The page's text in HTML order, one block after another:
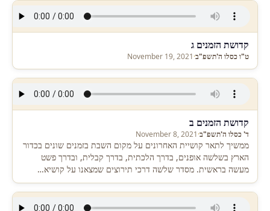
קדושת הזמנים ג
ט"ו כסלו ה'תשפ"ב·
November 19, 2021
קדושת הזמנים ב
ד' כסלו ה'תשפ"ב·
November 8, 2021
ממשיך לתאר קושיית האחרונים על מקום השבת בזמנים שונים בכדור
הארץ בשלשה אופנים, בדרך הלכתית, בדרך קבלית, ובדרך פשט
מעשה בראשית. מסדר שלשה דרכי תירוצים שמצאנו על קושיא…